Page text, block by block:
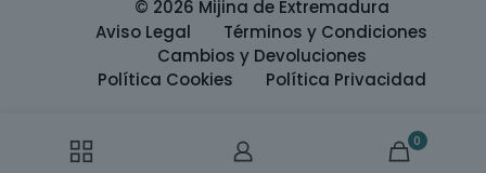
© 2026 Mijina de Extremadura
Aviso Legal
Términos y Condiciones
Cambios y Devoluciones
Política Cookies
Política Privacidad
0